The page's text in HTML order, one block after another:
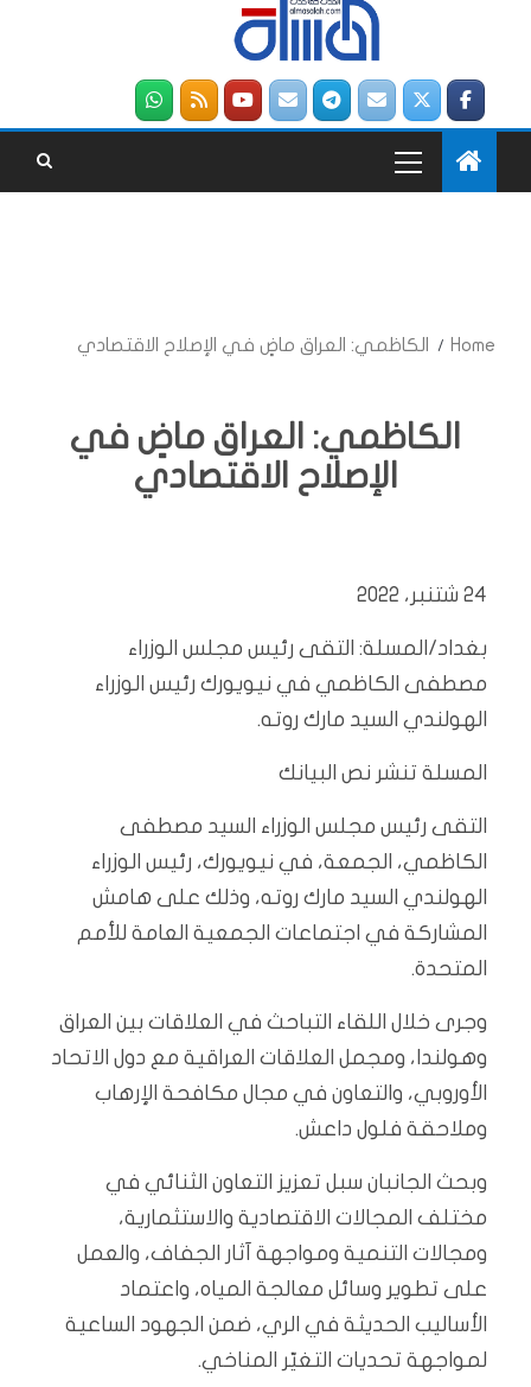
Home الكاظمي: العراق ماضٍ في الإصلاح الاقتصادي
الكاظمي: العراق ماضٍ في
الإصلاح الاقتصادي
24 شتنبر، 2022
بغداد/المسلة: التقى رئيس مجلس الوزراء
مصطفى الكاظمي في نيويورك رئيس الوزراء
الهولندي السيد مارك روته.
المسلة تنشر نص البيانك
التقى رئيس مجلس الوزراء السيد مصطفى
الكاظمي، الجمعة، في نيويورك، رئيس الوزراء
الهولندي السيد مارك روته، وذلك على هامش
المشاركة في اجتماعات الجمعية العامة للأمم
المتحدة.
وجرى خلال اللقاء التباحث في العلاقات بين العراق
وهولندا، ومجمل العلاقات العراقية مع دول الاتحاد
الأوروبي، والتعاون في مجال مكافحة الإرهاب
وملاحقة فلول داعش.
وبحث الجانبان سبل تعزيز التعاون الثنائي في
مختلف المجالات الاقتصادية والاستثمارية،
ومجالات التنمية ومواجهة آثار الجفاف، والعمل
على تطوير وسائل معالجة المياه، واعتماد
الأساليب الحديثة في الري، ضمن الجهود الساعية
لمواجهة تحديات التغيّر المناخي.